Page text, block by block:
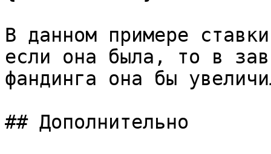
В данном примере
если она была, то в
фандинга она бы
## Дополнительно